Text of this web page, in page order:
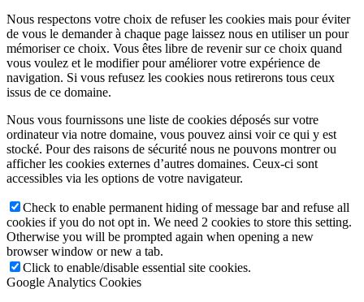
Nous respectons votre choix de refuser les cookies mais pour éviter
de vous le demander à chaque page laissez nous en utiliser un pour
mémoriser ce choix. Vous êtes libre de revenir sur ce choix quand
vous voulez et le modifier pour améliorer votre expérience de
navigation. Si vous refusez les cookies nous retirerons tous ceux
issus de ce domaine.
Nous vous fournissons une liste de cookies déposés sur votre
ordinateur via notre domaine, vous pouvez ainsi voir ce qui y est
stocké. Pour des raisons de sécurité nous ne pouvons montrer ou
afficher les cookies externes d’autres domaines. Ceux-ci sont
accessibles via les options de votre navigateur.
Check to enable permanent hiding of message bar and refuse all
cookies if you do not opt in. We need 2 cookies to store this setting.
Otherwise you will be prompted again when opening a new
browser window or new a tab.
Click to enable/disable essential site cookies.
Google Analytics Cookies